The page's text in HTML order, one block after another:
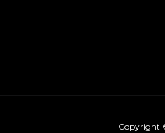
Copyright